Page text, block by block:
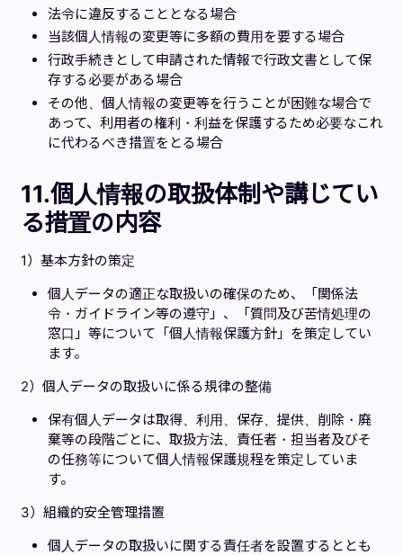
法令に違反することとなる場合
当該個人情報の変更等に多額の費用を要する場合
行政手続きとして申請された情報で行政文書として保
存する必要がある場合
その他、個人情報の変更等を行うことが困難な場合で
あって、利用者の権利・利益を保護するため必要なこれ
に代わるべき措置をとる場合
11.個人情報の取扱体制や講じてい
る措置の内容
1）基本方針の策定
個人データの適正な取扱いの確保のため、「関係法
令・ガイドライン等の遵守」、「質問及び苦情処理の
窓口」等について「個人情報保護方針」を策定してい
ます。
2）個人データの取扱いに係る規律の整備
保有個人データは取得、利用、保存、提供、削除・廃
棄等の段階ごとに、取扱方法、責任者・担当者及びそ
の任務等について個人情報保護規程を策定していま
す。
3）組織的安全管理措置
個人データの取扱いに関する責任者を設置するととも